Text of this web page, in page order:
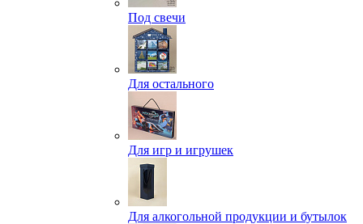
Под свечи
Для остального
Для игр и игрушек
Для алкогольной продукции и бутылок